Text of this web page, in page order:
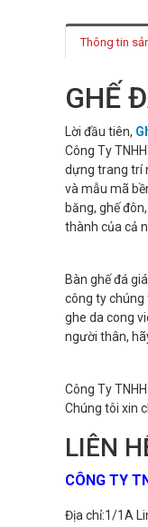
Thông tin
GHẾ
Lời đầu tiên,
Công Ty
dựng trang trí
và mẫu mã
băng, ghế
thành của cả
Bàn ghế đá
công ty chúng
ghe da cong
người thân,
Công Ty
Chúng tôi xin
LIÊN
CÔNG TY
Địa chỉ:1/1A